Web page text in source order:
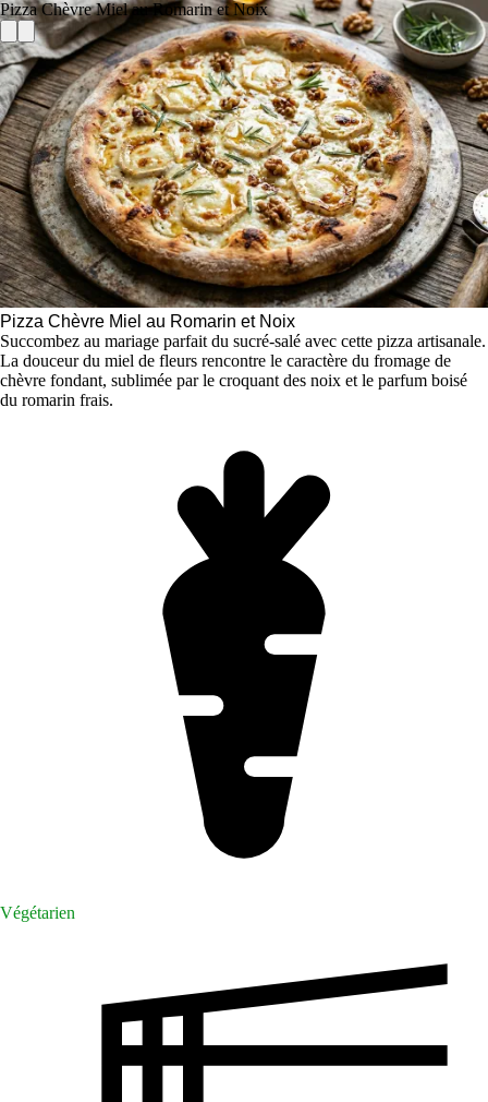
Pizza Chèvre Miel au Romarin et Noix
Pizza Chèvre Miel au Romarin et Noix
Succombez au mariage parfait du sucré-salé avec cette pizza artisanale.
La douceur du miel de fleurs rencontre le caractère du fromage de
chèvre fondant, sublimée par le croquant des noix et le parfum boisé
du romarin frais.
Végétarien